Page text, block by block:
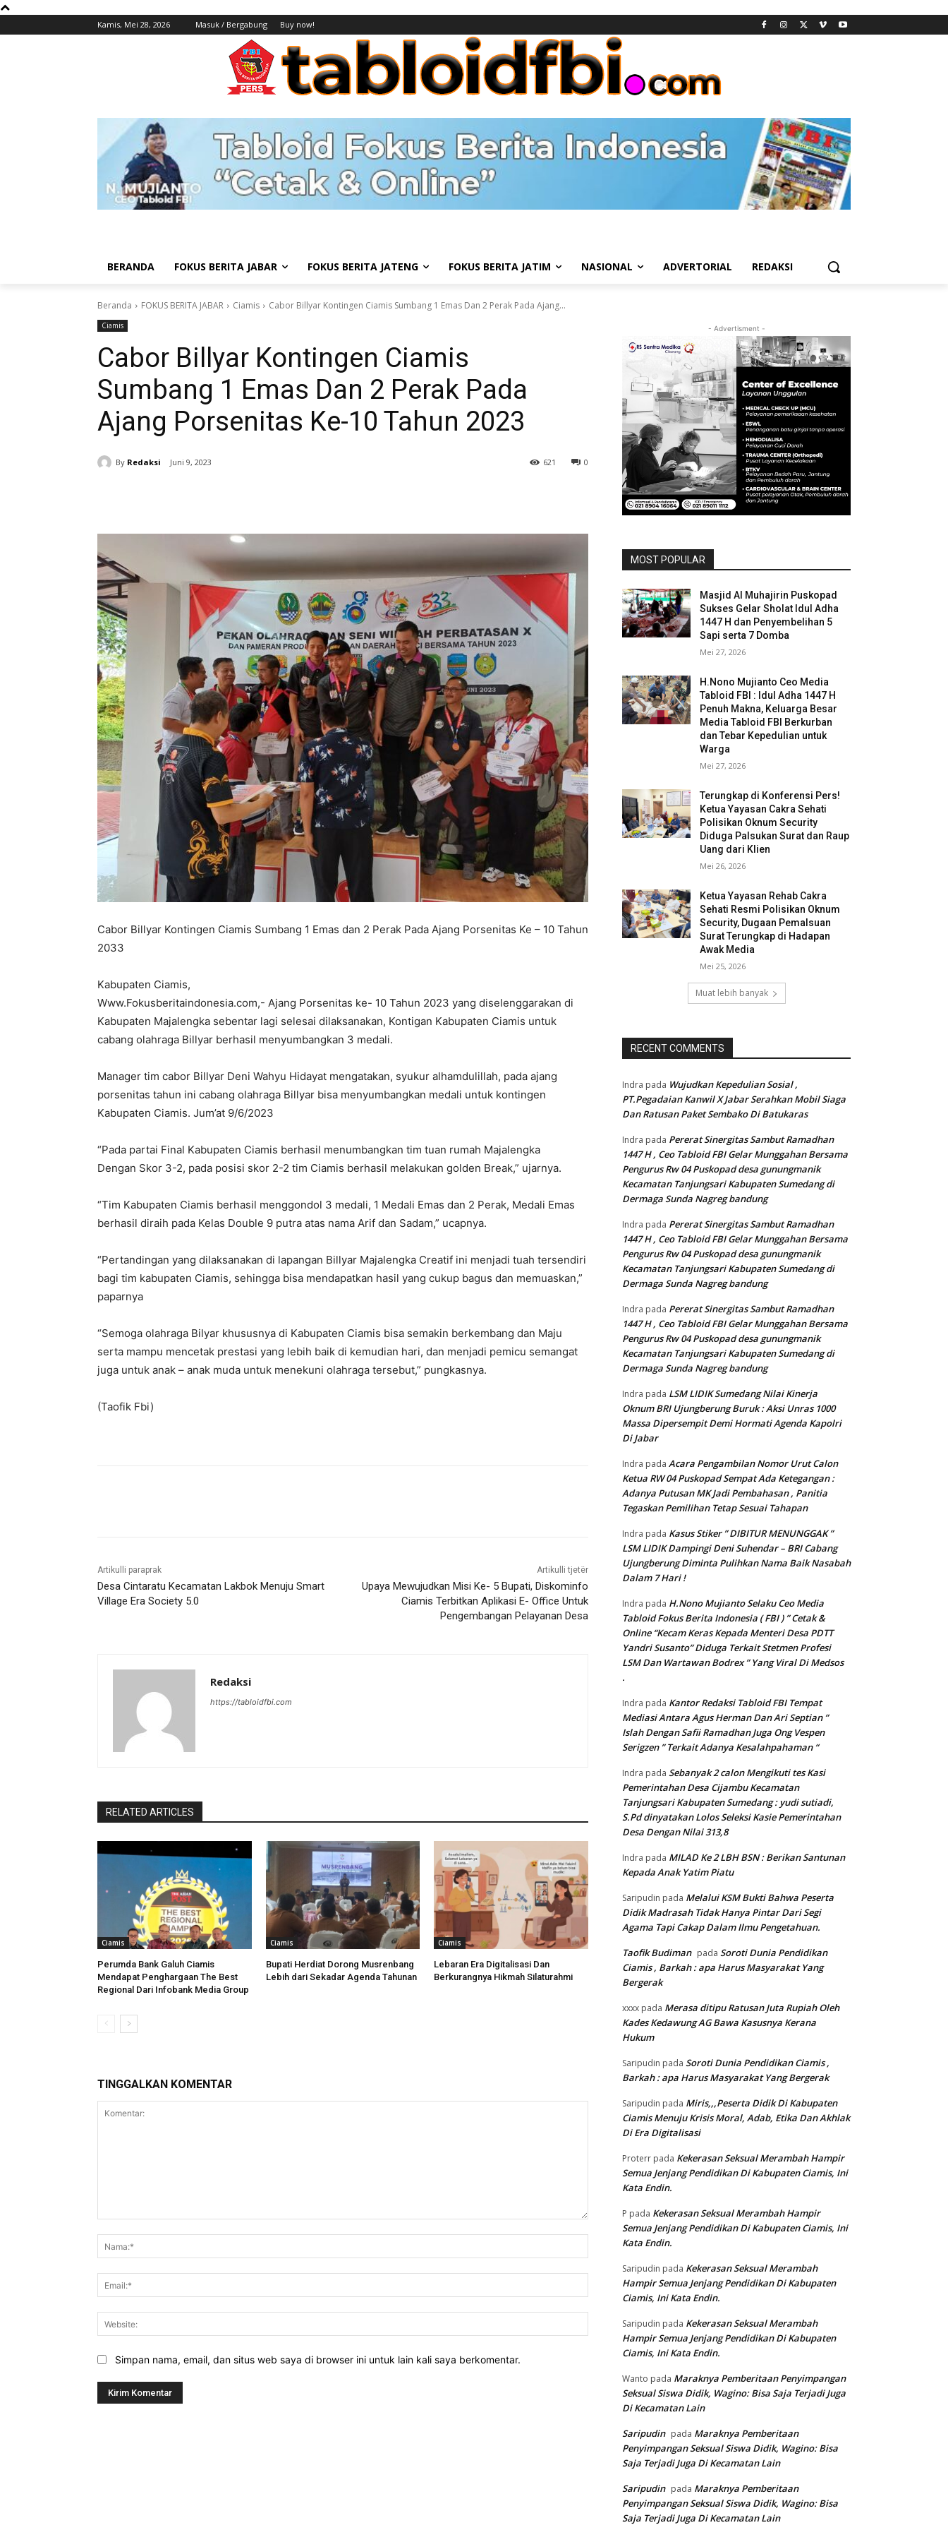
Kamis, Mei 28, 2026 Masuk / Bergabung Buy now!
BERANDA FOKUS BERITA JABAR FOKUS BERITA JATENG FOKUS BERITA JATIM NASIONAL ADVERTORIAL REDAKSI
Beranda FOKUS BERITA JABAR Ciamis Cabor Billyar Kontingen Ciamis Sumbang 1 Emas Dan 2 Perak Pada Ajang...
Ciamis
Cabor Billyar Kontingen Ciamis
Sumbang 1 Emas Dan 2 Perak Pada
Ajang Porsenitas Ke-10 Tahun 2023
By Redaksi Juni 9, 2023 0
621
Cabor Billyar Kontingen Ciamis Sumbang 1 Emas dan 2 Perak Pada Ajang Porsenitas Ke – 10 Tahun
2033
Kabupaten Ciamis,
Www.Fokusberitaindonesia.com,- Ajang Porsenitas ke- 10 Tahun 2023 yang diselenggarakan di
Kabupaten Majalengka sebentar lagi selesai dilaksanakan, Kontigan Kabupaten Ciamis untuk
cabang olahraga Billyar berhasil menyumbangkan 3 medali.
Manager tim cabor Billyar Deni Wahyu Hidayat mengatakan, syukur alhamdulillah, pada ajang
porsenitas tahun ini cabang olahraga Billyar bisa menyumbangkan medali untuk kontingen
Kabupaten Ciamis. Jum’at 9/6/2023
“Pada partai Final Kabupaten Ciamis berhasil menumbangkan tim tuan rumah Majalengka
Dengan Skor 3-2, pada posisi skor 2-2 tim Ciamis berhasil melakukan golden Break,” ujarnya.
“Tim Kabupaten Ciamis berhasil menggondol 3 medali, 1 Medali Emas dan 2 Perak, Medali Emas
berhasil diraih pada Kelas Double 9 putra atas nama Arif dan Sadam,” ucapnya.
“Pertandingan yang dilaksanakan di lapangan Billyar Majalengka Creatif ini menjadi tuah tersendiri
bagi tim kabupaten Ciamis, sehingga bisa mendapatkan hasil yang cukup bagus dan memuaskan,”
paparnya
“Semoga olahraga Bilyar khususnya di Kabupaten Ciamis bisa semakin berkembang dan Maju
serta mampu mencetak prestasi yang lebih baik di kemudian hari, dan menjadi pemicu semangat
juga untuk anak – anak muda untuk menekuni olahraga tersebut,” pungkasnya.
(Taofik Fbi)
Artikulli paraprak
Desa Cintaratu Kecamatan Lakbok Menuju Smart
Village Era Society 5.0
Artikulli tjetër
Upaya Mewujudkan Misi Ke- 5 Bupati, Diskominfo
Ciamis Terbitkan Aplikasi E- Office Untuk
Pengembangan Pelayanan Desa
Redaksi
https://tabloidfbi.com
RELATED ARTICLES
Ciamis
Perumda Bank Galuh Ciamis
Mendapat Penghargaan The Best
Regional Dari Infobank Media Group
Ciamis
Bupati Herdiat Dorong Musrenbang
Lebih dari Sekadar Agenda Tahunan
Ciamis
Lebaran Era Digitalisasi Dan
Berkurangnya Hikmah Silaturahmi
TINGGALKAN KOMENTAR
Website:
Simpan nama, email, dan situs web saya di browser ini untuk lain kali saya berkomentar.
- Advertisment -
MOST POPULAR
Masjid Al Muhajirin Puskopad
Sukses Gelar Sholat Idul Adha
1447 H dan Penyembelihan 5
Sapi serta 7 Domba
Mei 27, 2026
H.Nono Mujianto Ceo Media
Tabloid FBI : Idul Adha 1447 H
Penuh Makna, Keluarga Besar
Media Tabloid FBI Berkurban
dan Tebar Kepedulian untuk
Warga
Mei 27, 2026
Terungkap di Konferensi Pers!
Ketua Yayasan Cakra Sehati
Polisikan Oknum Security
Diduga Palsukan Surat dan Raup
Uang dari Klien
Mei 26, 2026
Ketua Yayasan Rehab Cakra
Sehati Resmi Polisikan Oknum
Security, Dugaan Pemalsuan
Surat Terungkap di Hadapan
Awak Media
Mei 25, 2026
Muat lebih banyak
RECENT COMMENTS
Indra pada Wujudkan Kepedulian Sosial ,
PT.Pegadaian Kanwil X Jabar Serahkan Mobil Siaga
Dan Ratusan Paket Sembako Di Batukaras
Indra pada Pererat Sinergitas Sambut Ramadhan
1447 H , Ceo Tabloid FBI Gelar Munggahan Bersama
Pengurus Rw 04 Puskopad desa gunungmanik
Kecamatan Tanjungsari Kabupaten Sumedang di
Dermaga Sunda Nagreg bandung
Indra pada Pererat Sinergitas Sambut Ramadhan
1447 H , Ceo Tabloid FBI Gelar Munggahan Bersama
Pengurus Rw 04 Puskopad desa gunungmanik
Kecamatan Tanjungsari Kabupaten Sumedang di
Dermaga Sunda Nagreg bandung
Indra pada Pererat Sinergitas Sambut Ramadhan
1447 H , Ceo Tabloid FBI Gelar Munggahan Bersama
Pengurus Rw 04 Puskopad desa gunungmanik
Kecamatan Tanjungsari Kabupaten Sumedang di
Dermaga Sunda Nagreg bandung
Indra pada LSM LIDIK Sumedang Nilai Kinerja
Oknum BRI Ujungberung Buruk : Aksi Unras 1000
Massa Dipersempit Demi Hormati Agenda Kapolri
Di Jabar
Indra pada Acara Pengambilan Nomor Urut Calon
Ketua RW 04 Puskopad Sempat Ada Ketegangan :
Adanya Putusan MK Jadi Pembahasan , Panitia
Tegaskan Pemilihan Tetap Sesuai Tahapan
Indra pada Kasus Stiker ” DIBITUR MENUNGGAK ”
LSM LIDIK Dampingi Deni Suhendar – BRI Cabang
Ujungberung Diminta Pulihkan Nama Baik Nasabah
Dalam 7 Hari !
Indra pada H.Nono Mujianto Selaku Ceo Media
Tabloid Fokus Berita Indonesia ( FBI ) ” Cetak &
Online “Kecam Keras Kepada Menteri Desa PDTT
Yandri Susanto” Diduga Terkait Stetmen Profesi
LSM Dan Wartawan Bodrex ” Yang Viral Di Medsos
.
Indra pada Kantor Redaksi Tabloid FBI Tempat
Mediasi Antara Agus Herman Dan Ari Septian ”
Islah Dengan Safii Ramadhan Juga Ong Vespen
Serigzen ” Terkait Adanya Kesalahpahaman “
Indra pada Sebanyak 2 calon Mengikuti tes Kasi
Pemerintahan Desa Cijambu Kecamatan
Tanjungsari Kabupaten Sumedang : yudi sutiadi,
S.Pd dinyatakan Lolos Seleksi Kasie Pemerintahan
Desa Dengan Nilai 313,8
Indra pada MILAD Ke 2 LBH BSN : Berikan Santunan
Kepada Anak Yatim Piatu
Saripudin pada Melalui KSM Bukti Bahwa Peserta
Didik Madrasah Tidak Hanya Pintar Dari Segi
Agama Tapi Cakap Dalam Ilmu Pengetahuan.
Taofik Budiman pada Soroti Dunia Pendidikan
Ciamis , Barkah : apa Harus Masyarakat Yang
Bergerak
xxxx pada Merasa ditipu Ratusan Juta Rupiah Oleh
Kades Kedawung AG Bawa Kasusnya Kerana
Hukum
Saripudin pada Soroti Dunia Pendidikan Ciamis ,
Barkah : apa Harus Masyarakat Yang Bergerak
Saripudin pada Miris,,,Peserta Didik Di Kabupaten
Ciamis Menuju Krisis Moral, Adab, Etika Dan Akhlak
Di Era Digitalisasi
Proterr pada Kekerasan Seksual Merambah Hampir
Semua Jenjang Pendidikan Di Kabupaten Ciamis, Ini
Kata Endin.
P pada Kekerasan Seksual Merambah Hampir
Semua Jenjang Pendidikan Di Kabupaten Ciamis, Ini
Kata Endin.
Saripudin pada Kekerasan Seksual Merambah
Hampir Semua Jenjang Pendidikan Di Kabupaten
Ciamis, Ini Kata Endin.
Saripudin pada Kekerasan Seksual Merambah
Hampir Semua Jenjang Pendidikan Di Kabupaten
Ciamis, Ini Kata Endin.
Wanto pada Maraknya Pemberitaan Penyimpangan
Seksual Siswa Didik, Wagino: Bisa Saja Terjadi Juga
Di Kecamatan Lain
Saripudin pada Maraknya Pemberitaan
Penyimpangan Seksual Siswa Didik, Wagino: Bisa
Saja Terjadi Juga Di Kecamatan Lain
Saripudin pada Maraknya Pemberitaan
Penyimpangan Seksual Siswa Didik, Wagino: Bisa
Saja Terjadi Juga Di Kecamatan Lain